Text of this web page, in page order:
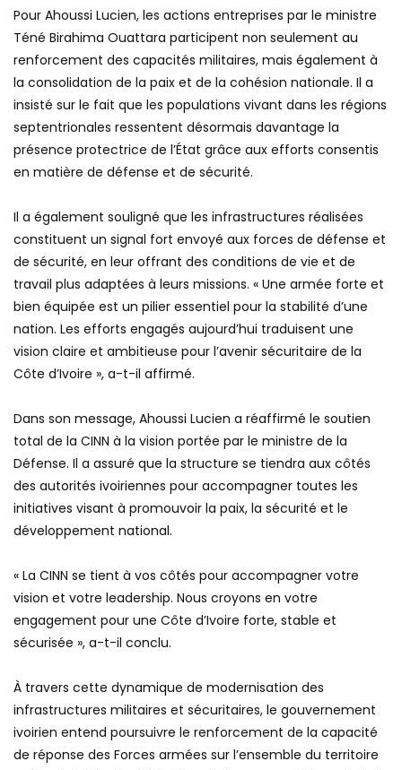
‎Pour Ahoussi Lucien, les actions entreprises par le ministre
Téné Birahima Ouattara participent non seulement au
renforcement des capacités militaires, mais également à
la consolidation de la paix et de la cohésion nationale. Il a
insisté sur le fait que les populations vivant dans les régions
septentrionales ressentent désormais davantage la
présence protectrice de l’État grâce aux efforts consentis
en matière de défense et de sécurité.
‎Il a également souligné que les infrastructures réalisées
constituent un signal fort envoyé aux forces de défense et
de sécurité, en leur offrant des conditions de vie et de
travail plus adaptées à leurs missions. « Une armée forte et
bien équipée est un pilier essentiel pour la stabilité d’une
nation. Les efforts engagés aujourd’hui traduisent une
vision claire et ambitieuse pour l’avenir sécuritaire de la
Côte d’Ivoire », a-t-il affirmé.
‎Dans son message, Ahoussi Lucien a réaffirmé le soutien
total de la CINN à la vision portée par le ministre de la
Défense. Il a assuré que la structure se tiendra aux côtés
des autorités ivoiriennes pour accompagner toutes les
initiatives visant à promouvoir la paix, la sécurité et le
développement national.
‎« La CINN se tient à vos côtés pour accompagner votre
vision et votre leadership. Nous croyons en votre
engagement pour une Côte d’Ivoire forte, stable et
sécurisée », a-t-il conclu.
‎À travers cette dynamique de modernisation des
infrastructures militaires et sécuritaires, le gouvernement
ivoirien entend poursuivre le renforcement de la capacité
de réponse des Forces armées sur l’ensemble du territoire